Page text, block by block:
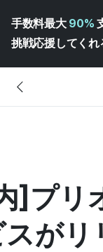
手数料最大 90%
挑戦応援してくれ
]プリ
が